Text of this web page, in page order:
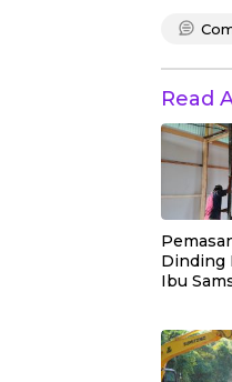
Read
Dinding
Ibu
Layak